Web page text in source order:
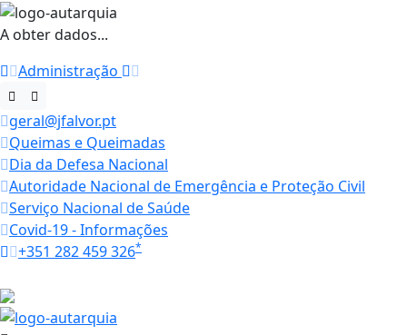
A obter dados...
Administração
geral@jfalvor.pt
Queimas e Queimadas
Dia da Defesa Nacional
Autoridade Nacional de Emergência e Proteção Civil
Serviço Nacional de Saúde
Covid-19 - Informações
+351 282 459 326*